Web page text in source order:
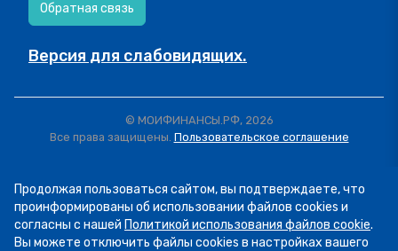
Обратная связь
Версия для слабовидящих.
© МОИФИНАНСЫ.РФ, 2026
Все права защищены. Пользовательское соглашение
Продолжая пользоваться сайтом, вы подтверждаете, что
проинформированы об использовании файлов cookies и
согласны с нашей Политикой использования файлов cookie.
Вы можете отключить файлы cookies в настройках вашего